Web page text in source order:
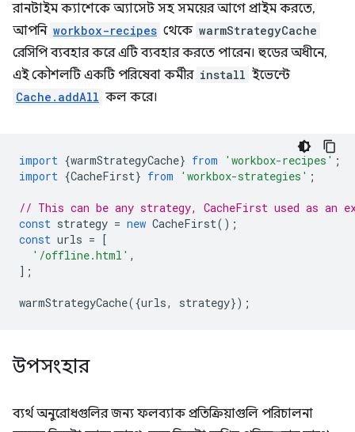
রানটাইম ক্যাশেকে অ্যাসেট সহ সময়ের আগে প্রাইম করতে,
আপনি workbox-recipes থেকে warmStrategyCache
রেসিপি ব্যবহার করে এটি ব্যবহার করতে পারেন। হুডের অধীনে,
এই কৌশলটি একটি পরিষেবা কর্মীর install ইভেন্টে
Cache.addAll কল করে।
import {warmStrategyCache} from 'workbox-recipes' ;
import {CacheFirst} from 'workbox-strategies' ;
// This can be any strategy, CacheFirst used as an
const strategy = new CacheFirst();
const urls = [
'/offline.html' ,
];
warmStrategyCache({urls, strategy});
উপসংহার
ব্যর্থ অনুরোধগুলির জন্য ফলব্যাক প্রতিক্রিয়াগুলি পরিচালনা